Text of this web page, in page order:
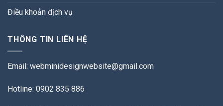
Điều khoản dịch vụ
THÔNG TIN LIÊN HỆ
Email: webminidesignwebsite@gmail.com
Hotline: 0902 835 886